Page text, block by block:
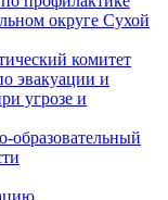
округе Сухой
комитет
эвакуации и
угрозе и